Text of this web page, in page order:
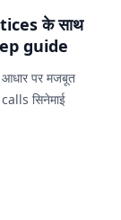
के साथ
guide
पर मजबूत
सिनेमाई